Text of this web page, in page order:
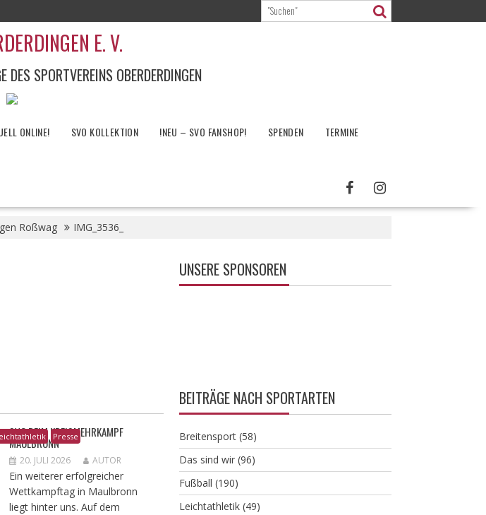
E. V.
SPORTVEREINS OBERDERDINGEN
ONLINE! SVO KOLLEKTION !NEU – SVO FANSHOP! SPENDEN
TERMINE
Roßwag IMG_3536_
Presse
SVO BEIM KREISMEHRKAMPF
MAULBRONN
20. JULI 2026 AUTOR
Ein weiterer erfolgreicher
Wettkampftag in Maulbronn
liegt hinter uns. Auf dem
UNSERE SPONSOREN
BEITRÄGE NACH SPORTARTEN
Breitensport(58)
Das sind wir(96)
Fußball (190)
Leichtathletik(49)